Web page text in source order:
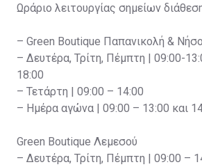
Ωράριο λειτουργίας σημείων
– Green Boutique Παπανικολή &
– Δευτέρα, Τρίτη, Πέμπτη | 09:00-
18:00
– Τετάρτη | 09:00 – 14:00
– Ημέρα αγώνα | 09:00 – 13:00 και
Green Boutique Λεμεσού
– Δευτέρα, Τρίτη, Πέμπτη | 09:00 –